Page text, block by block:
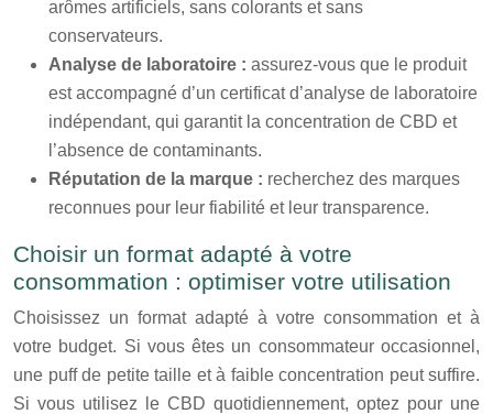
arômes artificiels, sans colorants et sans
conservateurs.
Analyse de laboratoire : assurez-vous que le produit
est accompagné d’un certificat d’analyse de laboratoire
indépendant, qui garantit la concentration de CBD et
l’absence de contaminants.
Réputation de la marque : recherchez des marques
reconnues pour leur fiabilité et leur transparence.
Choisir un format adapté à votre
consommation : optimiser votre utilisation
Choisissez un format adapté à votre consommation et à
votre budget. Si vous êtes un consommateur occasionnel,
une puff de petite taille et à faible concentration peut suffire.
Si vous utilisez le CBD quotidiennement, optez pour une